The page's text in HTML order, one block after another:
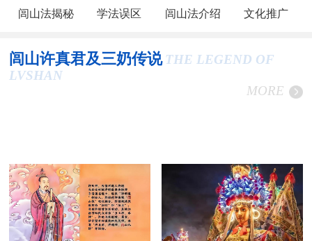
闾山法揭秘 学法误区 闾山法介绍 文化推广
闾山许真君及三奶传说 THE LEGEND OF
LVSHAN
MORE